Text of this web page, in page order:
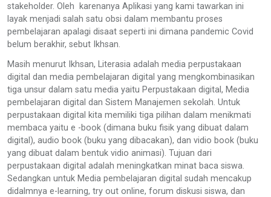
stakeholder. Oleh karenanya Aplikasi yang kami tawarkan ini
layak menjadi salah satu obsi dalam membantu proses
pembelajaran apalagi disaat seperti ini dimana pandemic Covid
belum berakhir, sebut Ikhsan.
Masih menurut Ikhsan, Literasia adalah media perpustakaan
digital dan media pembelajaran digital yang mengkombinasikan
tiga unsur dalam satu media yaitu Perpustakaan digital, Media
pembelajaran digital dan Sistem Manajemen sekolah. Untuk
perpustakaan digital kita memiliki tiga pilihan dalam menikmati
membaca yaitu e -book (dimana buku fisik yang dibuat dalam
digital), audio book (buku yang dibacakan), dan vidio book (buku
yang dibuat dalam bentuk vidio animasi). Tujuan dari
perpustakaan digital adalah meningkatkan minat baca siswa.
Sedangkan untuk Media pembelajaran digital sudah mencakup
didalmnya e-learning, try out online, forum diskusi siswa, dan